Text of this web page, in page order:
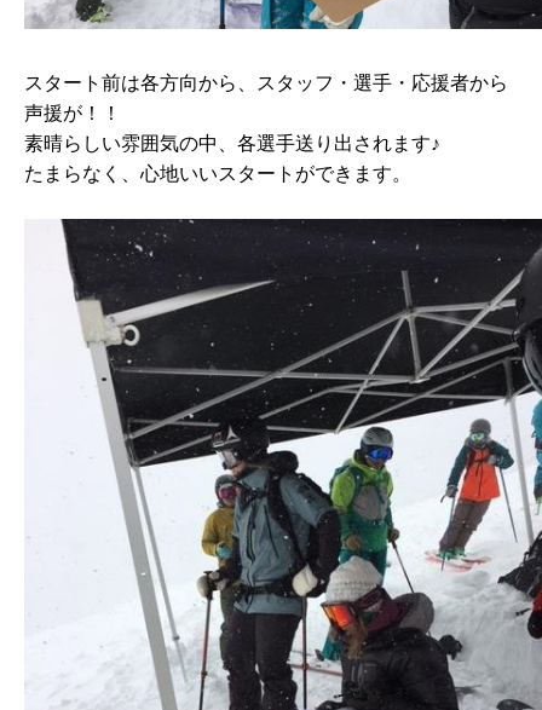
スタート前は各方向から、スタッフ・選手・応援者から
声援が！！
素晴らしい雰囲気の中、各選手送り出されます♪
たまらなく、心地いいスタートができます。